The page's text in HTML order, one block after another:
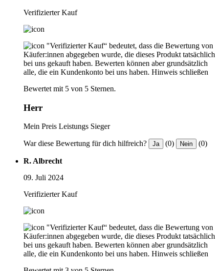
Verifizierter Kauf
"Verifizierter Kauf“ bedeutet, dass die Bewertung von
Käufer:innen abgegeben wurde, die dieses Produkt tatsächlich
bei uns gekauft haben. Bewerten können aber grundsätzlich
alle, die ein Kundenkonto bei uns haben. Hinweis schließen
Bewertet mit 5 von 5 Sternen.
Herr
Mein Preis Leistungs Sieger
War diese Bewertung für dich hilfreich? Ja (0) Nein (0)
R. Albrecht
09. Juli 2024
Verifizierter Kauf
"Verifizierter Kauf“ bedeutet, dass die Bewertung von
Käufer:innen abgegeben wurde, die dieses Produkt tatsächlich
bei uns gekauft haben. Bewerten können aber grundsätzlich
alle, die ein Kundenkonto bei uns haben. Hinweis schließen